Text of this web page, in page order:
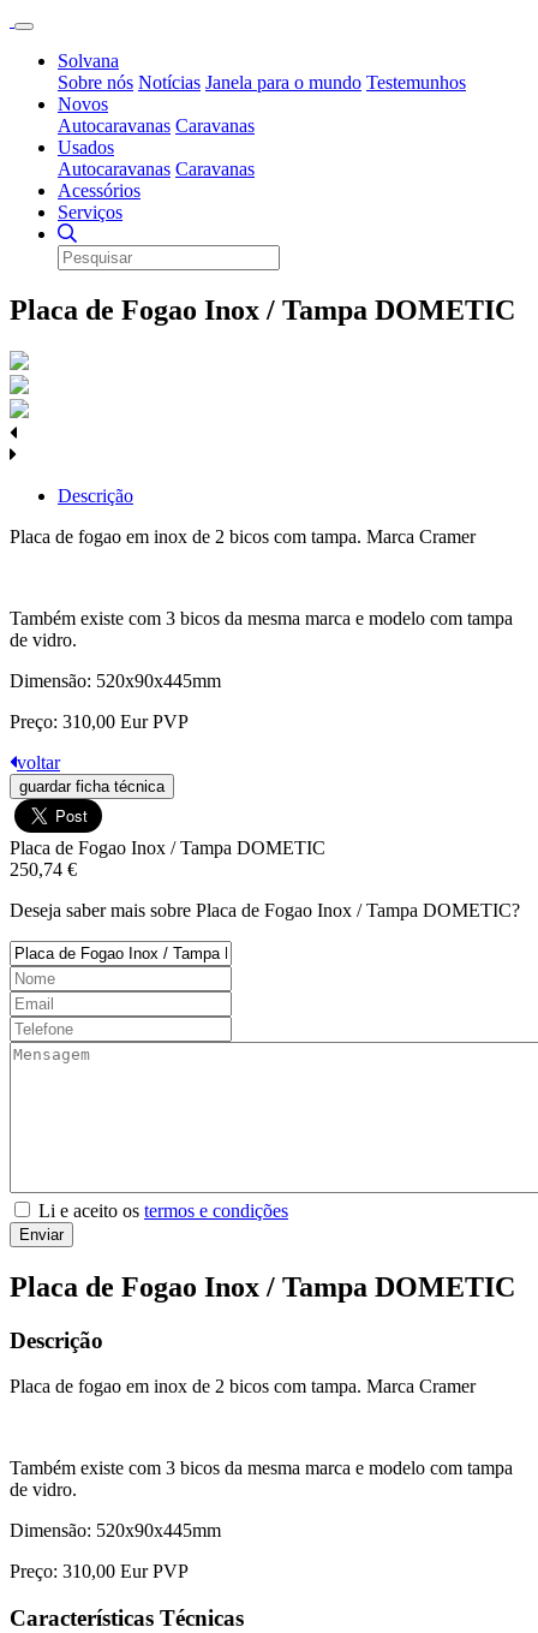
Solvana
Sobre nós Notícias Janela para o mundo Testemunhos
Novos
Autocaravanas Caravanas
Usados
Autocaravanas Caravanas
Acessórios
Serviços
Placa de Fogao Inox / Tampa DOMETIC
Descrição
Placa de fogao em inox de 2 bicos com tampa. Marca Cramer
Também existe com 3 bicos da mesma marca e modelo com tampa
de vidro.
Dimensão: 520x90x445mm
Preço: 310,00 Eur PVP
voltar
guardar ficha técnica
Placa de Fogao Inox / Tampa DOMETIC
250,74 €
Deseja saber mais sobre Placa de Fogao Inox / Tampa DOMETIC?
Li e aceito os termos e condições
Enviar
Placa de Fogao Inox / Tampa DOMETIC
Descrição
Placa de fogao em inox de 2 bicos com tampa. Marca Cramer
Também existe com 3 bicos da mesma marca e modelo com tampa
de vidro.
Dimensão: 520x90x445mm
Preço: 310,00 Eur PVP
Características Técnicas